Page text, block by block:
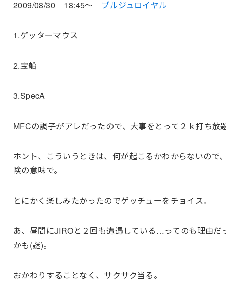
2009/08/30 18:45～ ブルジュロイヤル
1.ゲッターマウス
2.宝船
3.SpecA
MFCの調子がアレだったので、大事をとって２ｋ打ち放
ホント、こういうときは、何が起こるかわからないので
険の意味で。
とにかく楽しみたかったのでゲッチューをチョイス。
あ、昼間にJIROと２回も遭遇している…ってのも理由だ
かも(謎)。
おかわりすることなく、サクサク当る。